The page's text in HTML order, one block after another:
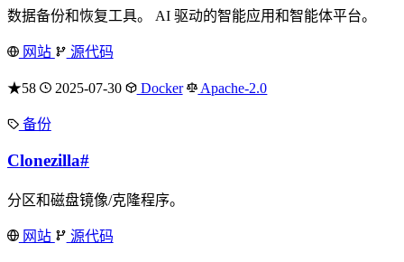
数据备份和恢复工具。 AI 驱动的智能应用和智能体平台。
网站 源代码
★58 2025-07-30 Docker Apache-2.0
备份
Clonezilla#
分区和磁盘镜像/克隆程序。
网站 源代码